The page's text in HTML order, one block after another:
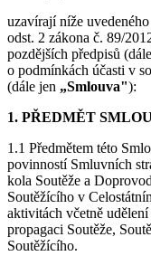
uzavírají níže
odst. 2 zákona č. 89/
pozdějších předpisů
o podmínkách účasti v
(dále jen „Smlouva"):
1. PŘEDMĚT
1.1 Předmětem této
povinností Smluvních
kola Soutěže a
Soutěžícího v
aktivitách včetně
propagaci Soutěže,
Soutěžícího.